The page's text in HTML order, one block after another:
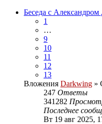
Беседа с
1
…
9
10
11
12
13
Вложения Darkwing »
247 Ответы
341282
Последнее
Вт 19 авг 2025,